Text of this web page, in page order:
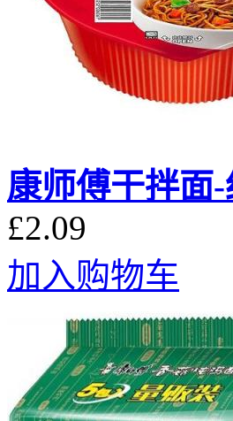
康师傅干拌面
£2.09
加入购物车